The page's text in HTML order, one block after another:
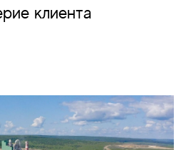
клиента